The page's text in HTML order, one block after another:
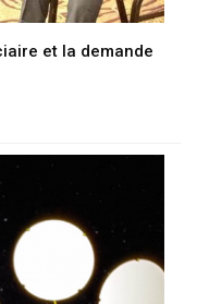
et la demande